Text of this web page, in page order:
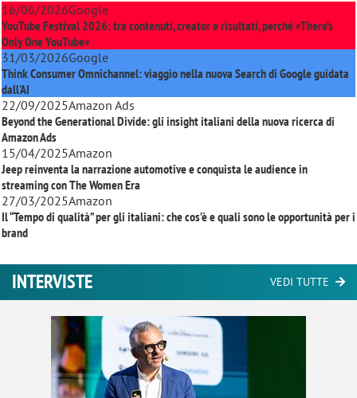
16/06/2026Google
YouTube Festival 2026: tra contenuti, creator e risultati, perché «There’s
Only One YouTube»
31/03/2026Google
Think Consumer Omnichannel: viaggio nella nuova Search di Google guidata
dall'AI
22/09/2025Amazon Ads
Beyond the Generational Divide: gli insight italiani della nuova ricerca di
Amazon Ads
15/04/2025Amazon
Jeep reinventa la narrazione automotive e conquista le audience in
streaming conThe Women Era
27/03/2025Amazon
Il “Tempo di qualità” per gli italiani: che cos’è e quali sono le opportunità per i
brand
INTERVISTE VEDI TUTTE